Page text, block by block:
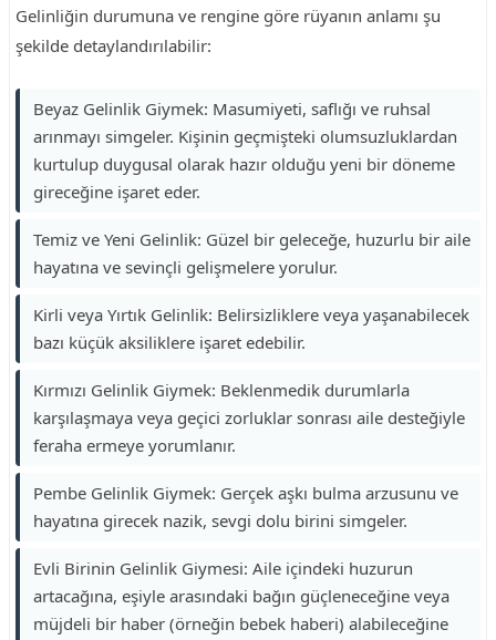
Gelinliğin durumuna ve rengine göre rüyanın anlamı şu
şekilde detaylandırılabilir:
Beyaz Gelinlik Giymek: Masumiyeti, saflığı ve ruhsal
arınmayı simgeler. Kişinin geçmişteki olumsuzluklardan
kurtulup duygusal olarak hazır olduğu yeni bir döneme
gireceğine işaret eder.
Temiz ve Yeni Gelinlik: Güzel bir geleceğe, huzurlu bir aile
hayatına ve sevinçli gelişmelere yorulur.
Kirli veya Yırtık Gelinlik: Belirsizliklere veya yaşanabilecek
bazı küçük aksiliklere işaret edebilir.
Kırmızı Gelinlik Giymek: Beklenmedik durumlarla
karşılaşmaya veya geçici zorluklar sonrası aile desteğiyle
feraha ermeye yorumlanır.
Pembe Gelinlik Giymek: Gerçek aşkı bulma arzusunu ve
hayatına girecek nazik, sevgi dolu birini simgeler.
Evli Birinin Gelinlik Giymesi: Aile içindeki huzurun
artacağına, eşiyle arasındaki bağın güçleneceğine veya
müjdeli bir haber (örneğin bebek haberi) alabileceğine